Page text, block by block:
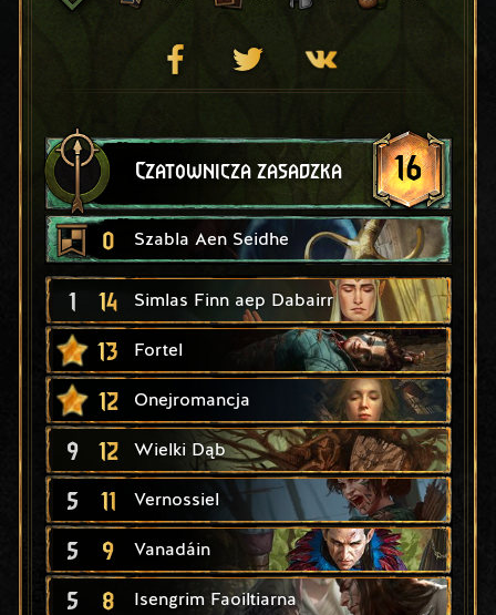
Czatownicza zasadzka 16
0 Szabla Aen Seidhe
1 14 Simlas Finn aep Dabairr
13 Fortel
12 Onejromancja
9 12 Wielki Dąb
5 11 Vernossiel
5 9 Vanadáin
5 8 Isengrim Faoiltiarna